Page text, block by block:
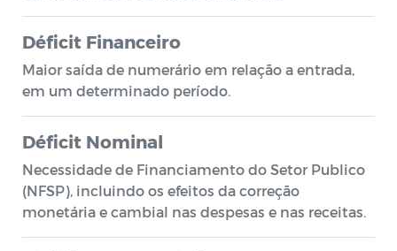
Déficit Financeiro
Maior saída de numerário em relação a entrada,
em um determinado período.
Déficit Nominal
Necessidade de Financiamento do Setor Publico
(NFSP), incluindo os efeitos da correção
monetária e cambial nas despesas e nas receitas.